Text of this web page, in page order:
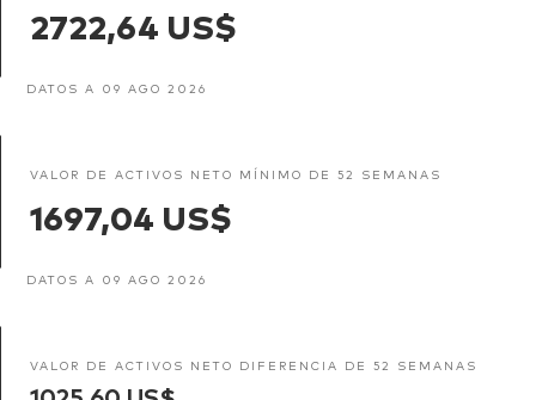
2722,64 US$
DATOS A 09 AGO 2026
VALOR DE ACTIVOS NETO MÍNIMO DE 52 SEMANAS
1697,04 US$
DATOS A 09 AGO 2026
VALOR DE ACTIVOS NETO DIFERENCIA DE 52 SEMANAS